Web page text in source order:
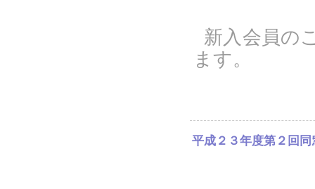
新入会員の
ます。
平成２３年度第２回